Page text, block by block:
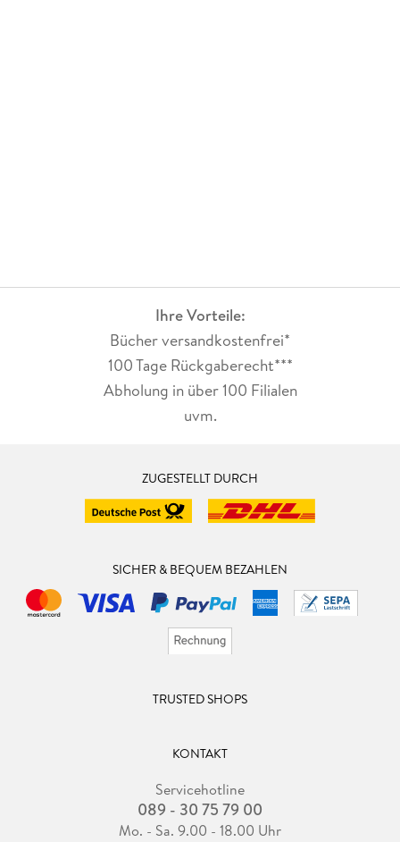
Ihre Vorteile:
Bücher versandkostenfrei*
100 Tage Rückgaberecht***
Abholung in über 100 Filialen
uvm.
ZUGESTELLT DURCH
SICHER & BEQUEM BEZAHLEN
TRUSTED SHOPS
KONTAKT
Servicehotline
089 - 30 75 79 00
Mo. - Sa. 9.00 - 18.00 Uhr